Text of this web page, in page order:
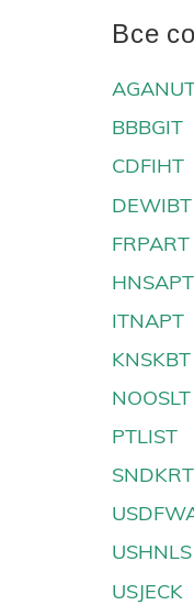
Все
BBBGIT
CDFIHT
DEWIBT
FRPART
HNSAPT
ITNAPT
KNSKBT
NOOSLT
PTLIST
SNDKRT
USHNLS
USJECK